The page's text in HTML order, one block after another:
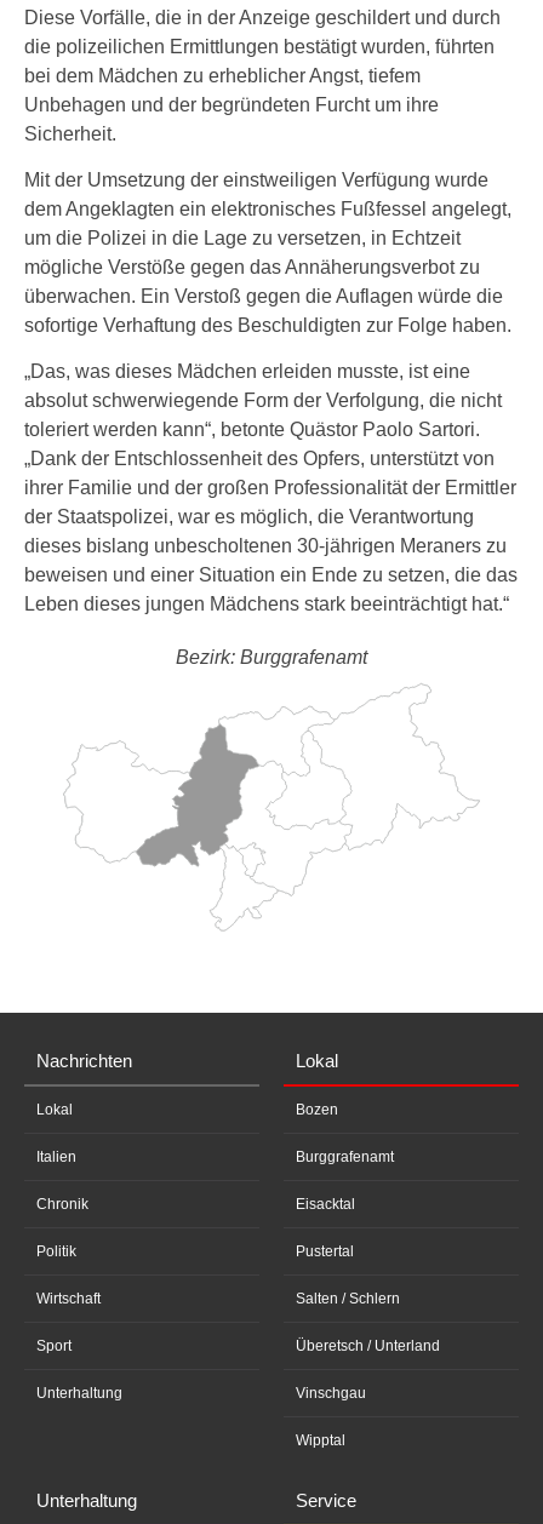
Diese Vorfälle, die in der Anzeige geschildert und durch
die polizeilichen Ermittlungen bestätigt wurden, führten
bei dem Mädchen zu erheblicher Angst, tiefem
Unbehagen und der begründeten Furcht um ihre
Sicherheit.
Mit der Umsetzung der einstweiligen Verfügung wurde
dem Angeklagten ein elektronisches Fußfessel angelegt,
um die Polizei in die Lage zu versetzen, in Echtzeit
mögliche Verstöße gegen das Annäherungsverbot zu
überwachen. Ein Verstoß gegen die Auflagen würde die
sofortige Verhaftung des Beschuldigten zur Folge haben.
„Das, was dieses Mädchen erleiden musste, ist eine
absolut schwerwiegende Form der Verfolgung, die nicht
toleriert werden kann“, betonte Quästor Paolo Sartori.
„Dank der Entschlossenheit des Opfers, unterstützt von
ihrer Familie und der großen Professionalität der Ermittler
der Staatspolizei, war es möglich, die Verantwortung
dieses bislang unbescholtenen 30-jährigen Meraners zu
beweisen und einer Situation ein Ende zu setzen, die das
Leben dieses jungen Mädchens stark beeinträchtigt hat.“
Bezirk: Burggrafenamt
Nachrichten
Lokal
Italien
Chronik
Politik
Wirtschaft
Sport
Unterhaltung
Lokal
Bozen
Burggrafenamt
Eisacktal
Pustertal
Salten / Schlern
Überetsch / Unterland
Vinschgau
Wipptal
Unterhaltung Service